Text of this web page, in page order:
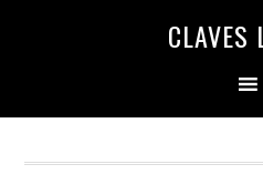
CLAVES